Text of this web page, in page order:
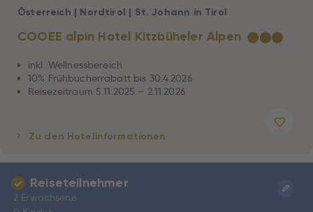
COOEE alpin Hotel Kitzbüheler Alpen ★★★
Österreich | Nordtirol | St. Johann in Tirol
inkl. Wellnessbereich
10% Frühbucherrabatt bis 30.4.2026
Reisezeitraum 5.11.2025 – 2.11.2026
Zu den Hotelinformationen
Reiseteilnehmer
2 Erwachsene